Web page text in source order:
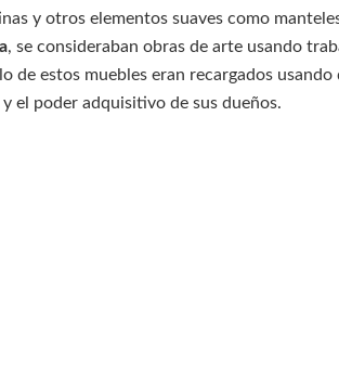
y otros elementos suaves como
, se consideraban obras de arte usando
de estos muebles eran recargados
el poder adquisitivo de sus dueños.